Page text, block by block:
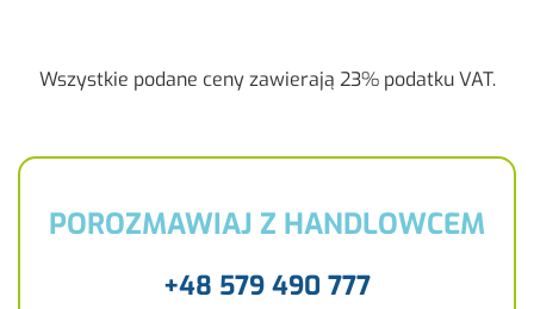
Wszyst­kie po­da­ne ceny za­wie­ra­ją 23% po­dat­ku VAT.
POROZMAWIAJ Z HANDLOWCEM
+48 579 490 777